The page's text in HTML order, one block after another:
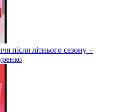
після літнього сезону –